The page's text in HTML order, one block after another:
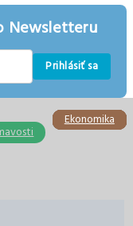
Newsletteru
Prihlásiť sa
Ekonomika
Ekonomika
Ekonomika
Ekonomika
Ekonomika
Ekonomika